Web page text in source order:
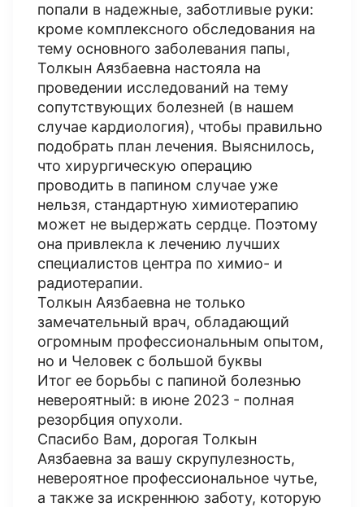
попали в надежные, заботливые руки:
кроме комплексного обследования на
тему основного заболевания папы,
Толкын Аязбаевна настояла на
проведении исследований на тему
сопутствующих болезней (в нашем
случае кардиология), чтобы правильно
подобрать план лечения. Выяснилось,
что хирургическую операцию
проводить в папином случае уже
нельзя, стандартную химиотерапию
может не выдержать сердце. Поэтому
она привлекла к лечению лучших
специалистов центра по химио- и
радиотерапии.
Толкын Аязбаевна не только
замечательный врач, обладающий
огромным профессиональным опытом,
но и Человек с большой буквы
Итог ее борьбы с папиной болезнью
невероятный: в июне 2023 - полная
резорбция опухоли.
Спасибо Вам, дорогая Толкын
Аязбаевна за вашу скрупулезность,
невероятное профессиональное чутье,
а также за искреннюю заботу, которую